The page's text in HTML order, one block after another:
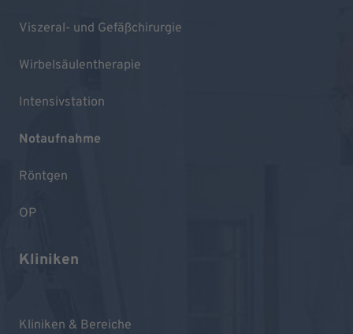
Viszeral- und Gefäßchirurgie
Wirbelsäulentherapie
Intensivstation
Notaufnahme
Röntgen
OP
Kliniken
Kliniken & Bereiche